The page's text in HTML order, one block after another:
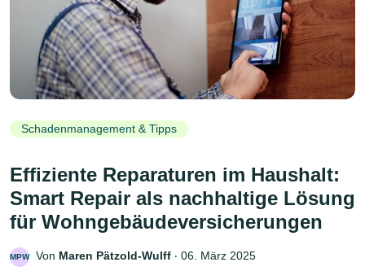
Schadenmanagement & Tipps
Effiziente Reparaturen im Haushalt:
Smart Repair als nachhaltige Lösung
für Wohngebäudeversicherungen
MPW Von Maren Pätzold-Wulff ‧ 06. März 2025